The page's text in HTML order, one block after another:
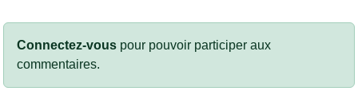
Connectez-vous pour pouvoir participer aux
commentaires.